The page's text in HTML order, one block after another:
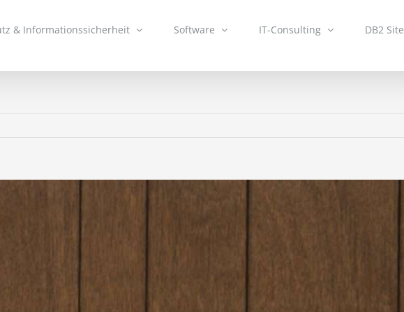
& Informationssicherheit Software IT-Consulting DB2 Site